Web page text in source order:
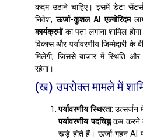
कदम उठाने चाहिए। इसमें डेटा
निवेश,ऊर्जा-कुशल AI एल्गोरिदम
कार्यक्रमोंका पता लगाना शामिल
विकास और पर्यावरणीय जिम्मेदारी
मिलेगी, जिससे बाजार में स्थिति और
रहेगा।
(ख) उपरोक्त मामले में
पर्यावरणीय स्थिरता: उत्सर्जन
पर्यावरणीय पदचिह्नकम करने
खड़े होते हैं। ऊर्जा-गहन AI